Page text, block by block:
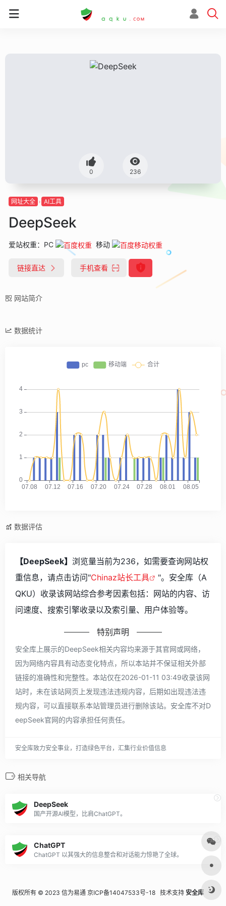
0 236
网址大全 AI工具
DeepSeek
爱站权重： PC 移动
链接直达 手机查看
网站简介
数据统计
数据评估
【DeepSeek】 浏览量当前为236，如需要查询网站权
重信息，请点击访问"Chinaz站长工具
"。安全库（A
QKU）收录该网站综合参考因素包括：网站的内容、访
问速度、搜索引擎收录以及索引量、用户体验等。
特别声明
安全库上展示的DeepSeek相关内容均来源于其官网或网络，
因为网络内容具有动态变化特点，所以本站并不保证相关外部
链接的准确性和完整性。本站仅在2026-01-11 03:49收录该网
站时，未在该站网页上发现违法违规内容，后期如出现违法违
规内容，可以直接联系本站管理员进行删除该站。安全库不对D
eepSeek官网的内容承担任何责任。
安全库致力安全事业，打造绿色平台，汇集行业价值信息
相关导航
DeepSeek
国产开源AI模型，比肩ChatGPT。
ChatGPT
ChatGPT 以其强大的信息整合和对话能力惊艳了全球。
版权所有 © 2023 信为易通 京ICP备14047533号-18 技术支持 安全库